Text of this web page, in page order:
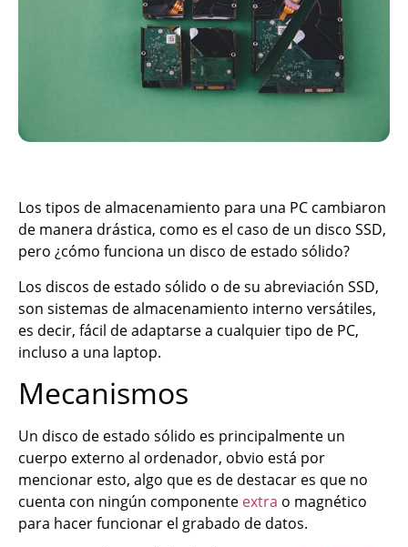
Los tipos de almacenamiento para una PC cambiaron
de manera drástica, como es el caso de un disco SSD,
pero ¿cómo funciona un disco de estado sólido?
Los discos de estado sólido o de su abreviación SSD,
son sistemas de almacenamiento interno versátiles,
es decir, fácil de adaptarse a cualquier tipo de PC,
incluso a una laptop.
Mecanismos
Un disco de estado sólido es principalmente un
cuerpo externo al ordenador, obvio está por
mencionar esto, algo que es de destacar es que no
cuenta con ningún componente extra o magnético
para hacer funcionar el grabado de datos.